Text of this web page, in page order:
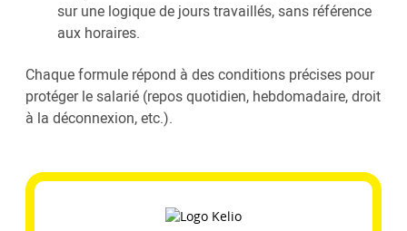
sur une logique de jours travaillés, sans référence
aux horaires.
Chaque formule répond à des conditions précises pour
protéger le salarié (repos quotidien, hebdomadaire, droit
à la déconnexion, etc.).